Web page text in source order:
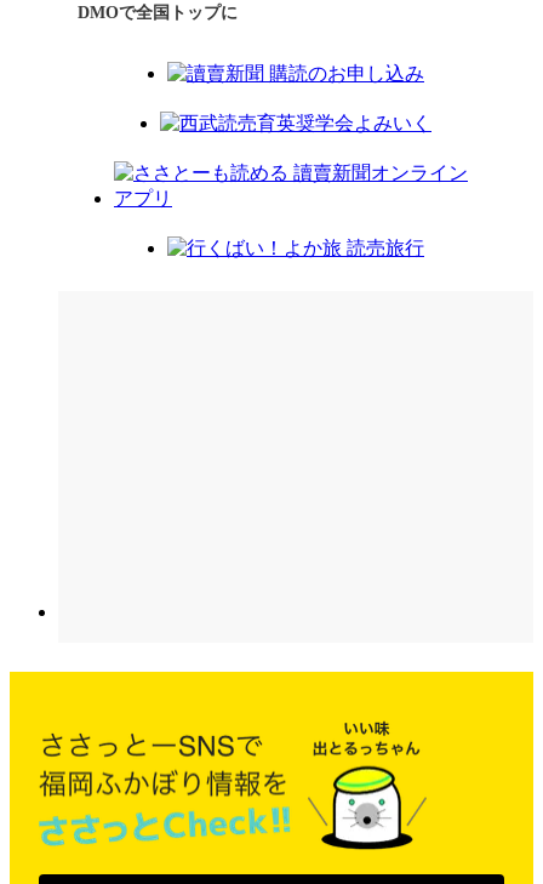
DMOで全国トップに